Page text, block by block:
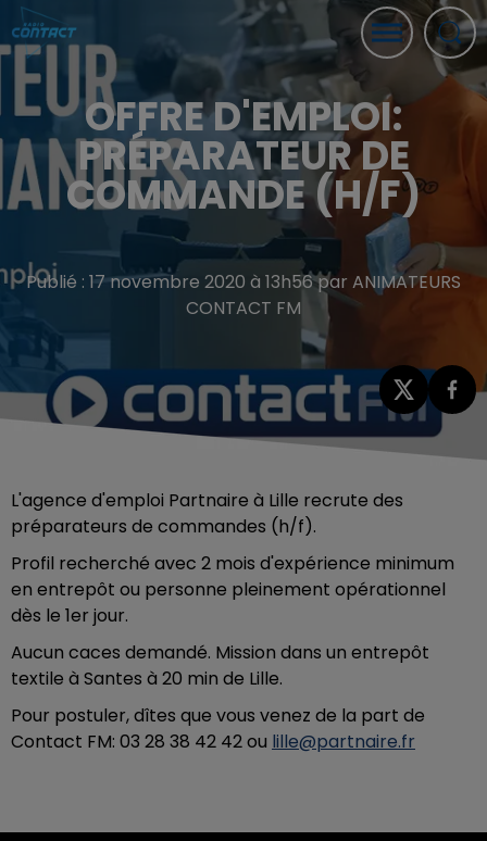
OFFRE D'EMPLOI:
PRÉPARATEUR DE
COMMANDE (H/F)
Publié : 17 novembre 2020 à 13h56 par ANIMATEURS
CONTACT FM
L'agence d'emploi Partnaire à Lille recrute des
préparateurs de commandes (h/f).
Profil recherché avec 2 mois d'expérience minimum
en entrepôt ou personne pleinement opérationnel
dès le 1er jour.
Aucun caces demandé. Mission dans un entrepôt
textile à Santes à 20 min de Lille.
Pour postuler, dîtes que vous venez de la part de
Contact FM: 03 28 38 42 42 ou lille@partnaire.fr